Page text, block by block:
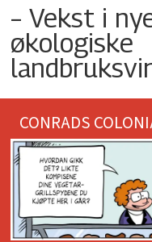
– Vekst i
økologiske
CONRADS